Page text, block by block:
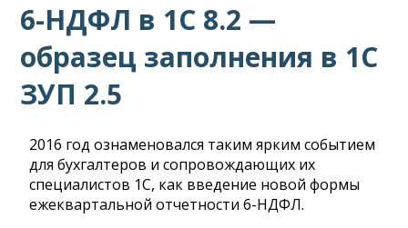
6-НДФЛ в 1С 8.2 —
образец заполнения в 1С
ЗУП 2.5
2016 год ознаменовался таким ярким событием
для бухгалтеров и сопровождающих их
специалистов 1С, как введение новой формы
ежеквартальной отчетности 6-НДФЛ.